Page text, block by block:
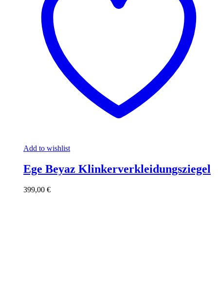
Add to wishlist
Ege Beyaz Klinkerverkleidungsziegel
399,00 €